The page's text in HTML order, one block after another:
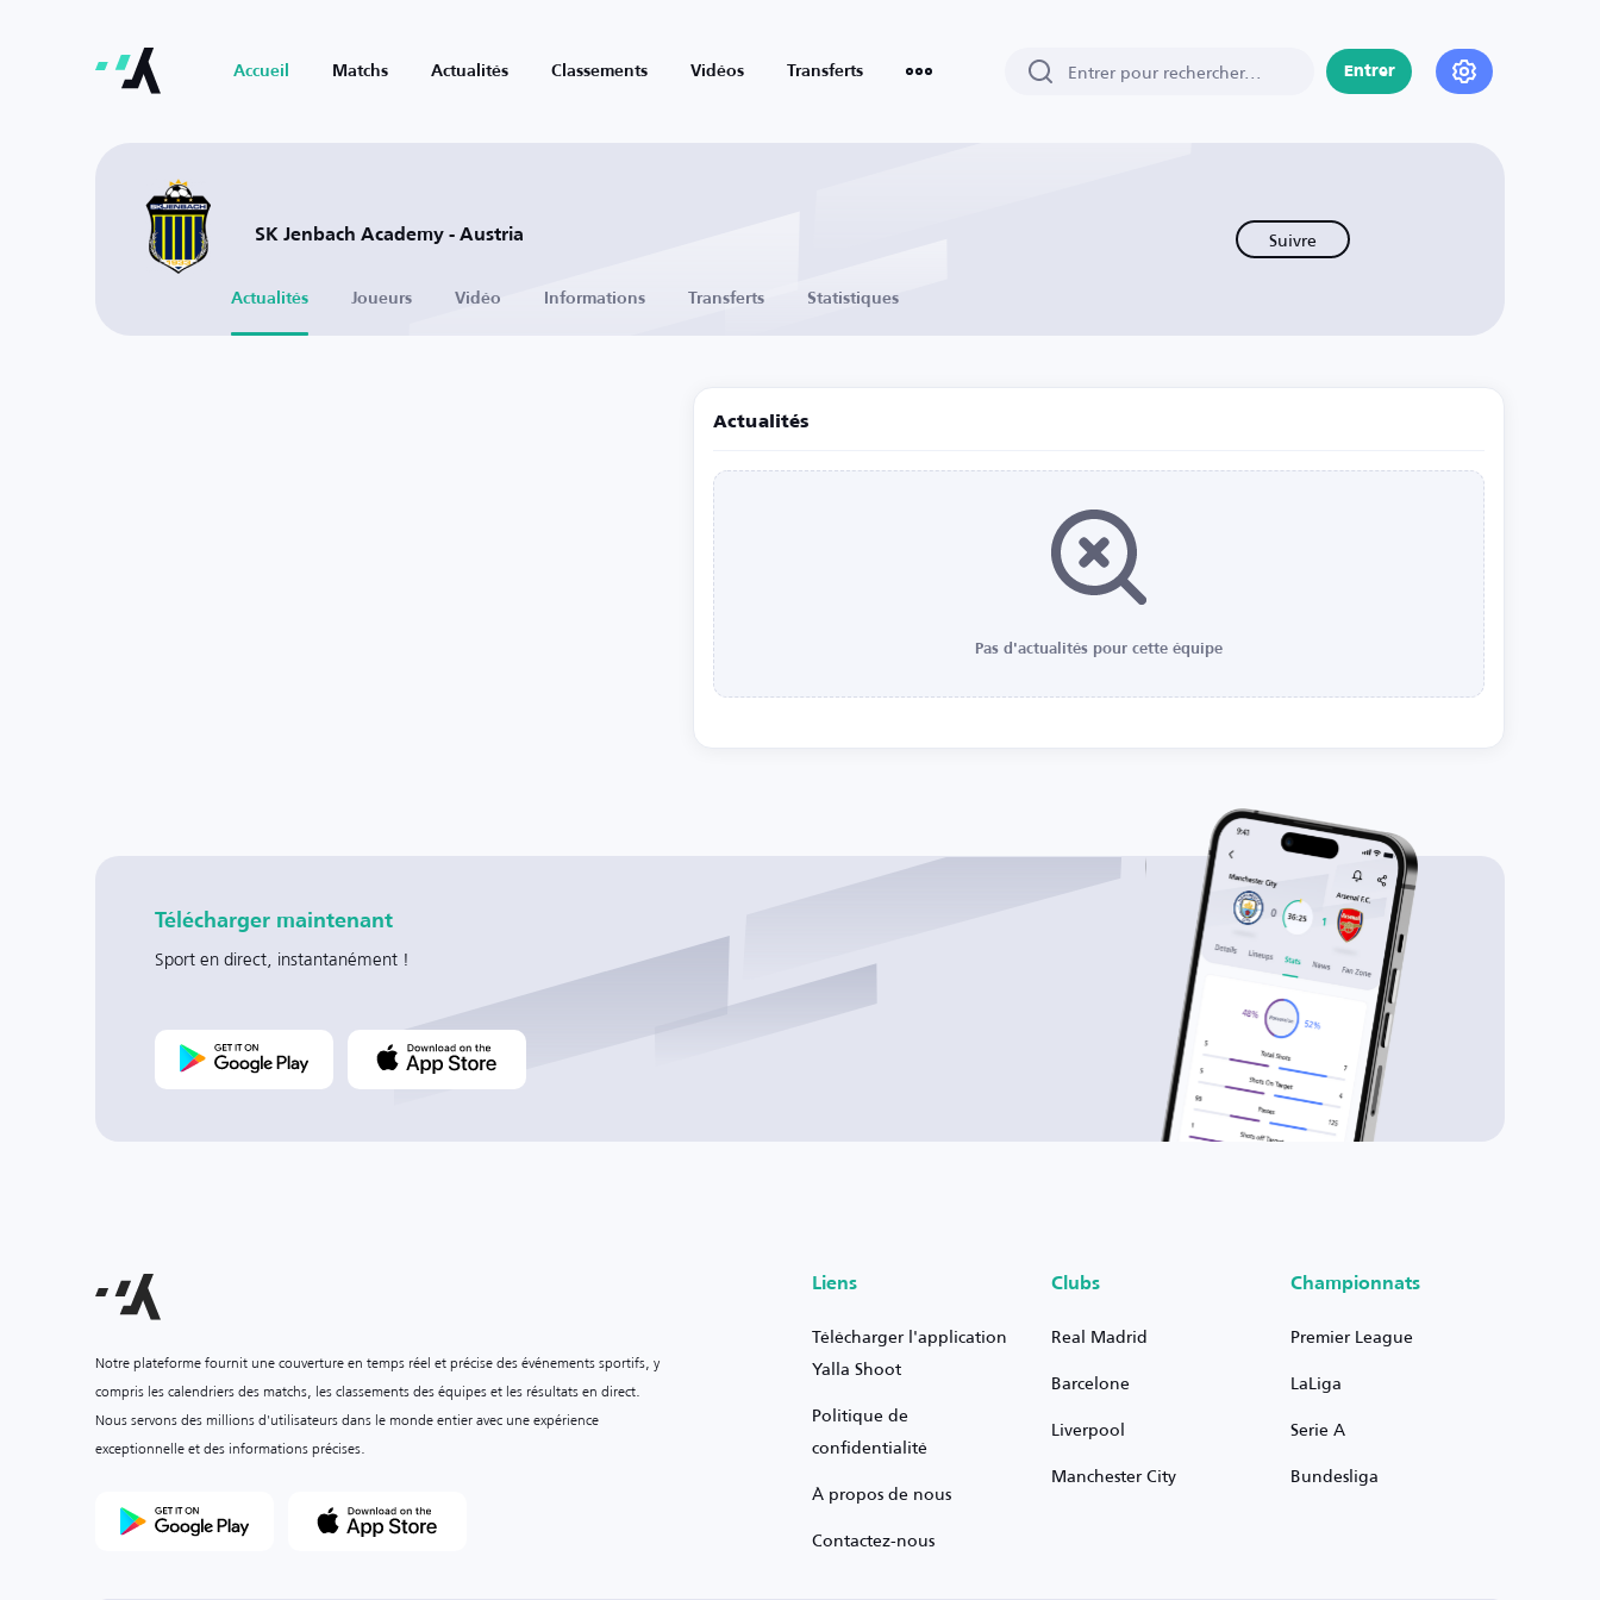
Accueil Matchs Actualités Classements Vidéos Transferts Entrer
SK Jenbach Academy - Austria Suivre
Actualités Joueurs Vidéo Informations Transferts Statistiques
Actualités
Pas d'actualités pour cette équipe
Télécharger maintenant
Sport en direct, instantanément !
Notre plateforme fournit une couverture en temps réel et précise des événements sportifs, y
compris les calendriers des matchs, les classements des équipes et les résultats en direct.
Nous servons des millions d'utilisateurs dans le monde entier avec une expérience
exceptionnelle et des informations précises.
Liens
Télécharger l'application
Yalla Shoot
Politique de
confidentialité
À propos de nous
Contactez-nous
Clubs
Real Madrid
Barcelone
Liverpool
Manchester City
Championnats
Premier League
LaLiga
Serie A
Bundesliga